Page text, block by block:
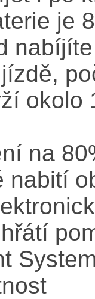
je
okolo
na
nabití